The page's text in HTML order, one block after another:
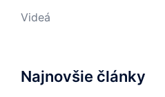
Videá
Najnovšie články